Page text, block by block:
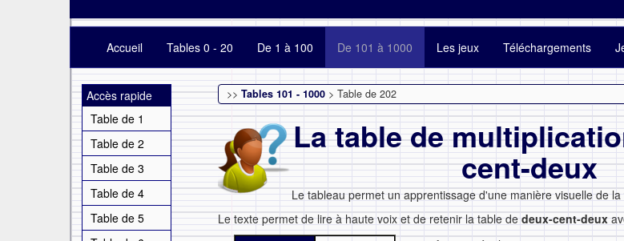
Accueil Tables 0 - 20 De 1 à 100 De 101 à 1000 Les jeux Téléchargements
Accès rapide
Table de 1
Table de 2
Table de 3
Table de 4
Table de 5
>> Tables 101 - 1000 > Table de 202
La table de
cent-deux
Le tableau permet un apprentissage d'une manière visuelle de
Le texte permet de lire à haute voix et de retenir la table de deux-cent-deux